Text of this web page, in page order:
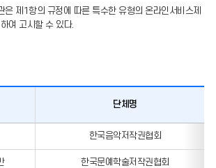
은 제1항의 규정에 따른 특수한 유형의 온라인서비스제
여 고시할 수 있다.
단체명
한국음악저작권협회
한국문예학술저작권협회